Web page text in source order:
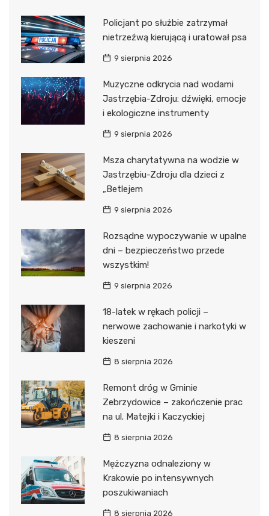
Policjant po służbie zatrzymał
nietrzeźwą kierującą i uratował psa
9 sierpnia 2026
Muzyczne odkrycia nad wodami
Jastrzębia-Zdroju: dźwięki, emocje
i ekologiczne instrumenty
9 sierpnia 2026
Msza charytatywna na wodzie w
Jastrzębiu-Zdroju dla dzieci z
„Betlejem
9 sierpnia 2026
Rozsądne wypoczywanie w upalne
dni – bezpieczeństwo przede
wszystkim!
9 sierpnia 2026
18-latek w rękach policji –
nerwowe zachowanie i narkotyki w
kieszeni
8 sierpnia 2026
Remont dróg w Gminie
Zebrzydowice – zakończenie prac
na ul. Matejki i Kaczyckiej
8 sierpnia 2026
Mężczyzna odnaleziony w
Krakowie po intensywnych
poszukiwaniach
8 sierpnia 2026